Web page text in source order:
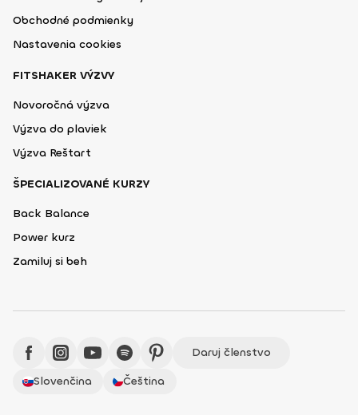
Obchodné podmienky
Nastavenia cookies
FITSHAKER VÝZVY
Novoročná výzva
Výzva do plaviek
Výzva Reštart
ŠPECIALIZOVANÉ KURZY
Back Balance
Power kurz
Zamiluj si beh
Daruj členstvo
Slovenčina
Čeština